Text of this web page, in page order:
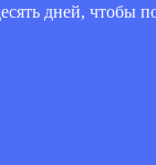
дней,